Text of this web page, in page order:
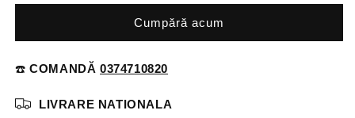
Cumpără acum
☎️COMANDĂ0374710820
LIVRARE NATIONALA